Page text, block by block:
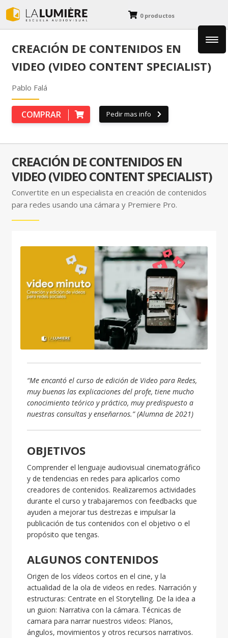
Fotografía
Diseño y Dibujo
Blog
0 productos
CREACIÓN DE CONTENIDOS EN
VIDEO (VIDEO CONTENT SPECIALIST)
Pablo Falá
COMPRAR Pedir mas info
CREACIÓN DE CONTENIDOS EN
VIDEO (VIDEO CONTENT SPECIALIST)
Convertite en un especialista en creación de contenidos
para redes usando una cámara y Premiere Pro.
“Me encantó el curso de edición de Video para Redes,
muy buenas las explicaciones del profe, tiene mucho
conocimiento teórico y práctico, muy predispuesto a
nuestras consultas y enseñarnos.” (Alumna de 2021)
OBJETIVOS
Comprender el lenguaje audiovisual cinematográfico
y de tendencias en redes para aplicarlos como
creadores de contenidos. Realizaremos actividades
durante el curso y trabajaremos con feedbacks que
ayuden a mejorar tus destrezas e impulsar la
publicación de tus contenidos con el objetivo o el
propósito que tengas.
ALGUNOS CONTENIDOS
Origen de los vídeos cortos en el cine, y la
actualidad de la ola de videos en redes. Narración y
estructuras: Centrate en el Storytelling. De la idea a
un guion: Narrativa con la cámara. Técnicas de
camara para narrar nuestros videos: Planos,
ángulos, movimientos y otros recursos narrativos.